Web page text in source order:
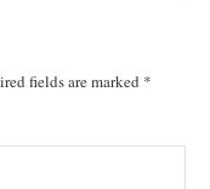
fields are marked *